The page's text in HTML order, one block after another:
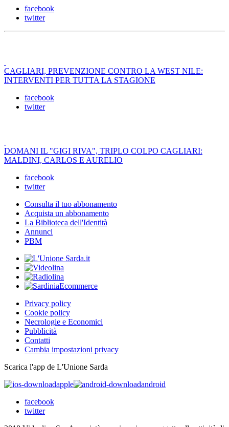
facebook
twitter
CAGLIARI, PREVENZIONE CONTRO LA WEST NILE:
INTERVENTI PER TUTTA LA STAGIONE
facebook
twitter
DOMANI IL "GIGI RIVA", TRIPLO COLPO CAGLIARI:
MALDINI, CARLOS E AURELIO
facebook
twitter
Consulta il tuo abbonamento
Acquista un abbonamento
La Biblioteca dell'Identità
Annunci
PBM
Privacy policy
Cookie policy
Necrologie e Economici
Pubblicità
Contatti
Cambia impostazioni privacy
Scarica l'app de L'Unione Sarda
apple
android
facebook
twitter